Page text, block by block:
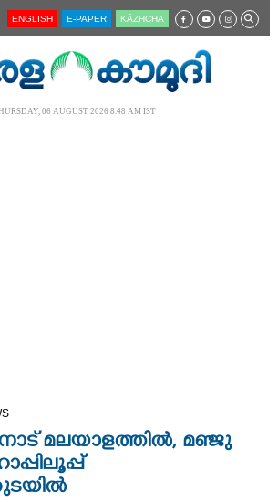
ENGLISH E-PAPER KĀZHCHA
06 AUGUST 2026 8.48 AM IST
മലയാളത്തിൽ, മഞ്ജു